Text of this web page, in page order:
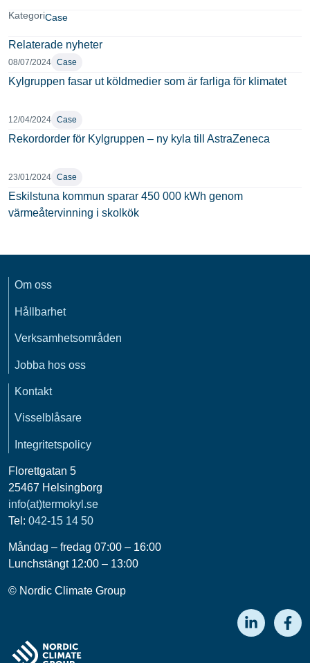
KategoriCase
Relaterade nyheter
08/07/2024 Case
Kylgruppen fasar ut köldmedier som är farliga för klimatet
12/04/2024 Case
Rekordorder för Kylgruppen – ny kyla till AstraZeneca
23/01/2024 Case
Eskilstuna kommun sparar 450 000 kWh genom
värmeåtervinning i skolkök
Om oss
Hållbarhet
Verksamhetsområden
Jobba hos oss
Kontakt
Visselblåsare
Integritetspolicy
Florettgatan 5
25467 Helsingborg
info(at)termokyl.se
Tel: 042-15 14 50
Måndag – fredag 07:00 – 16:00
Lunchstängt 12:00 – 13:00
© Nordic Climate Group